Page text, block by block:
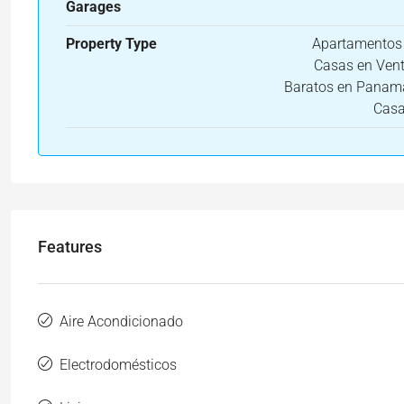
Garages
Property Type
Casas en
Baratos en
Features
Aire Acondicionado
Electrodomésticos